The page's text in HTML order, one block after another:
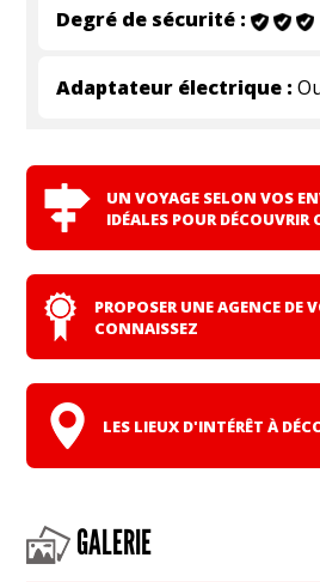
Degré de sécurité :
Adaptateur électrique :
UN VOYAGE SELON VOS
IDÉALES POUR DÉCOUVRIR
PROPOSER UNE AGENCE DE
CONNAISSEZ
LES LIEUX D'INTÉRÊT À
GALERIE